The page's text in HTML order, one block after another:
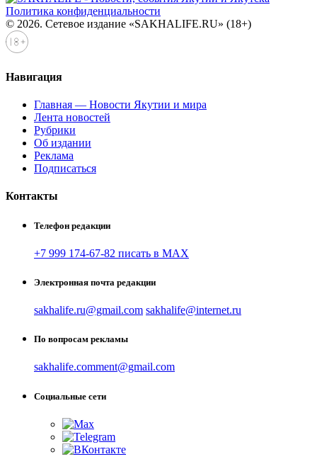
Политика конфиденциальности
© 2026. Сетевое издание «SAKHALIFE.RU» (18+)
Навигация
Главная — Новости Якутии и мира
Лента новостей
Рубрики
Об издании
Реклама
Подписаться
Контакты
Телефон редакции
+7 999 174-67-82 писать в MAX
Электронная почта редакции
sakhalife.ru@gmail.com sakhalife@internet.ru
По вопросам рекламы
sakhalife.comment@gmail.com
Социальные сети